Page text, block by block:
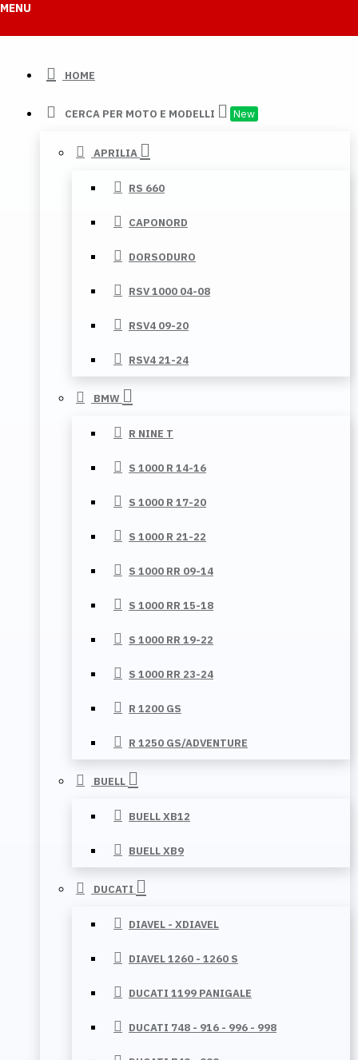
MENU
HOME
CERCA PER MOTO E MODELLI New
APRILIA
RS 660
CAPONORD
DORSODURO
RSV 1000 04-08
RSV4 09-20
RSV4 21-24
BMW
R NINE T
S 1000 R 14-16
S 1000 R 17-20
S 1000 R 21-22
S 1000 RR 09-14
S 1000 RR 15-18
S 1000 RR 19-22
S 1000 RR 23-24
R 1200 GS
R 1250 GS/ADVENTURE
BUELL
BUELL XB12
BUELL XB9
DUCATI
DIAVEL - XDIAVEL
DIAVEL 1260 - 1260 S
DUCATI 1199 PANIGALE
DUCATI 748 - 916 - 996 - 998